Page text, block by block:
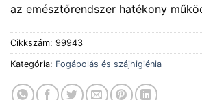
az emésztőrendszer hatékony
Cikkszám: 99943
Kategória: Fogápolás és szájhigiénia